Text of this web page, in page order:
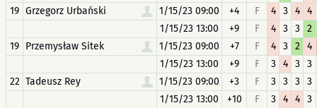
19 Grzegorz Urbański 1/15/23 09:00 +4 F 4 3 4
4
1/15/23 13:00
+9 F 4 3 3
2
19 Przemysław Sitek 1/15/23 09:00 +7 F 4 3 2
4
1/15/23 13:00
+9 F 3 4 3
3
22 Tadeusz Rey 1/15/23 09:00 +3 F 3 3 3
3
1/15/23 13:00
+10 F 3 4 4
3